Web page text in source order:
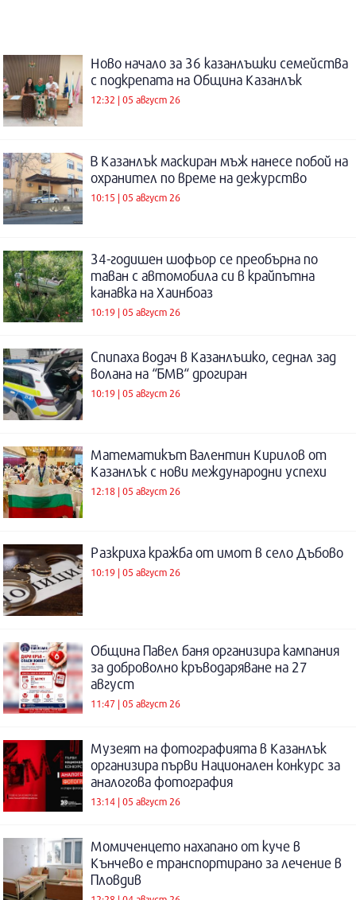
Ново начало за 36 казанлъшки семейства
с подкрепата на Община Казанлък
12:32 | 05 август 26
В Казанлък маскиран мъж нанесе побой на
охранител по време на дежурство
10:15 | 05 август 26
34-годишен шофьор се преобърна по
таван с автомобила си в крайпътна
канавка на Хаинбоаз
10:19 | 05 август 26
Спипаха водач в Казанлъшко, седнал зад
волана на “БМВ“ дрогиран
10:19 | 05 август 26
Математикът Валентин Кирилов от
Казанлък с нови международни успехи
12:18 | 05 август 26
Разкриха кражба от имот в село Дъбово
10:19 | 05 август 26
Община Павел баня организира кампания
за доброволно кръводаряване на 27
август
11:47 | 05 август 26
Музеят на фотографията в Казанлък
организира първи Национален конкурс за
аналогова фотография
13:14 | 05 август 26
Момиченцето нахапано от куче в
Кънчево е транспортирано за лечение в
Пловдив